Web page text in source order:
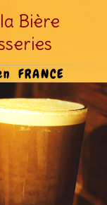
Bière
FRANCE